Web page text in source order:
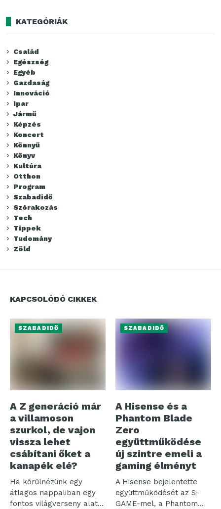
KATEGÓRIÁK
Család
Egészség
Egyéb
Gazdaság
Innováció
Ipar
Jármű
Képzés
Koncert
Könnyű
Könyv
Kultúra
Otthon
Program
Szabadidő
Szórakozás
Tech
Tippek
Tudomány
Zöld
KAPCSOLÓDÓ CIKKEK
SZABADIDŐ
A Z generáció már
a villamoson
szurkol, de vajon
vissza lehet
csábítani őket a
kanapék elé?
Ha körülnézünk egy
átlagos nappaliban egy
fontos világverseny alatt,
SZABADIDŐ
A Hisense és a
Phantom Blade
Zero
együttműködése
új szintre emeli a
gaming élményt
A Hisense bejelentette
együttműködését az S-
GAME-mel, a Phantom